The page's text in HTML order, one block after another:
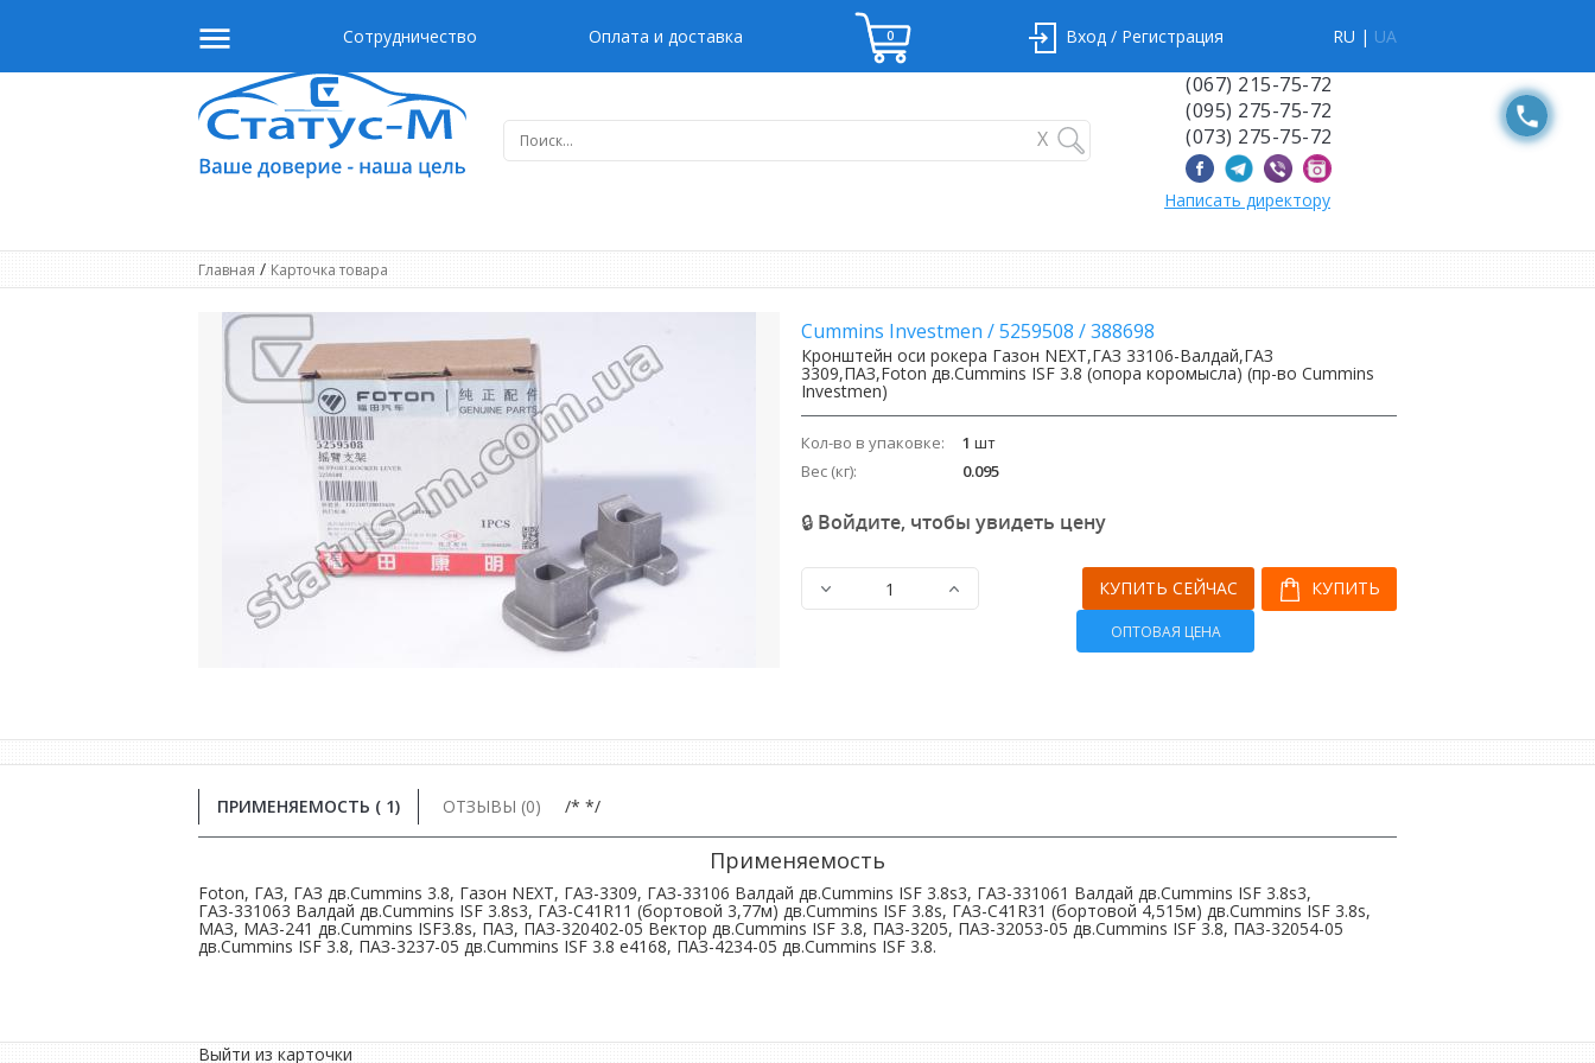
Сотрудничество Оплата и доставка Вход / Регистрация RU | UA
X
(067) 215-75-72
(095) 275-75-72
(073) 275-75-72
Написать директору
Главная / Карточка товара
Cummins Investmen /5259508 /388698
Кронштейн оси рокера Газон NEXT,ГАЗ 33106-Валдай,ГАЗ
3309,ПАЗ,Foton дв.Cummins ISF 3.8 (опора коромысла) (пр-во Cummins
Investmen)
Кол-во в упаковке: 1 шт
Вес (кг):
0.095
🔒 Войдите, чтобы увидеть цену
КУПИТЬ
КУПИТЬ СЕЙЧАС
ОПТОВАЯ ЦЕНА
ПРИМЕНЯЕМОСТЬ ( 1) ОТЗЫВЫ (0) /* */
Применяемость
Foton, ГАЗ, ГАЗ дв.Сummins 3.8, Газон NEXT, ГАЗ-3309, ГАЗ-33106 Валдай дв.Cummins ISF 3.8s3, ГАЗ-331061 Валдай дв.Cummins ISF 3.8s3,
ГАЗ-331063 Валдай дв.Cummins ISF 3.8s3, ГАЗ-C41R11 (бортовой 3,77м) дв.Cummins ISF 3.8s, ГАЗ-C41R31 (бортовой 4,515м) дв.Cummins ISF 3.8s,
МАЗ, МАЗ-241 дв.Cummins ISF3.8s, ПАЗ, ПАЗ-320402-05 Вектор дв.Cummins ISF 3.8, ПАЗ-3205, ПАЗ-32053-05 дв.Cummins ISF 3.8, ПАЗ-32054-05
дв.Cummins ISF 3.8, ПАЗ-3237-05 дв.Cummins ISF 3.8 e4168, ПАЗ-4234-05 дв.Cummins ISF 3.8.
Выйти из карточки